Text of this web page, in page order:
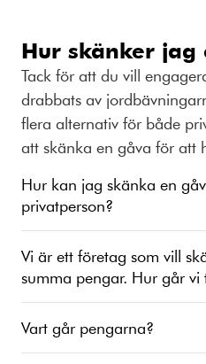
Hur skänker jag
Tack för att du vill
drabbats av
flera alternativ för både
att skänka en gåva för att
Hur kan jag skänka en
privatperson?
Vi är ett företag som vill
summa pengar. Hur går vi
Vart går pengarna?